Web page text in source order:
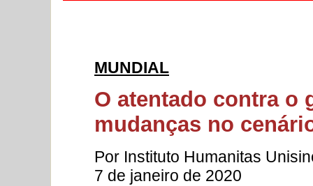
MUNDIAL
O atentado contra o
mudanças no
Por Instituto Humanitas
7 de janeiro de 2020